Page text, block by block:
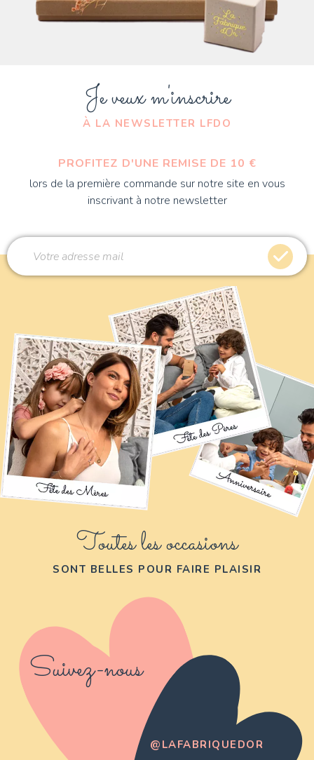
Je veux m'inscrire
À LA NEWSLETTER LFDO
PROFITEZ D'UNE REMISE DE 10 €
lors de la première commande sur notre site en vous
inscrivant à notre newsletter
Toutes les occasions
SONT BELLES POUR FAIRE PLAISIR
Suivez-nous
@LAFABRIQUEDOR